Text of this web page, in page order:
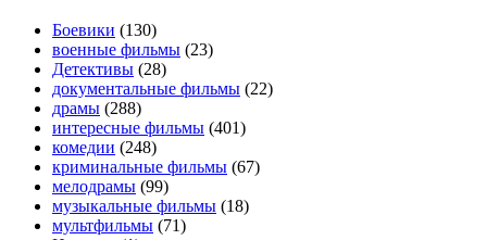
Боевики (130)
военные фильмы (23)
Детективы (28)
документальные фильмы (22)
драмы (288)
интересные фильмы (401)
комедии (248)
криминальные фильмы (67)
мелодрамы (99)
музыкальные фильмы (18)
мультфильмы (71)